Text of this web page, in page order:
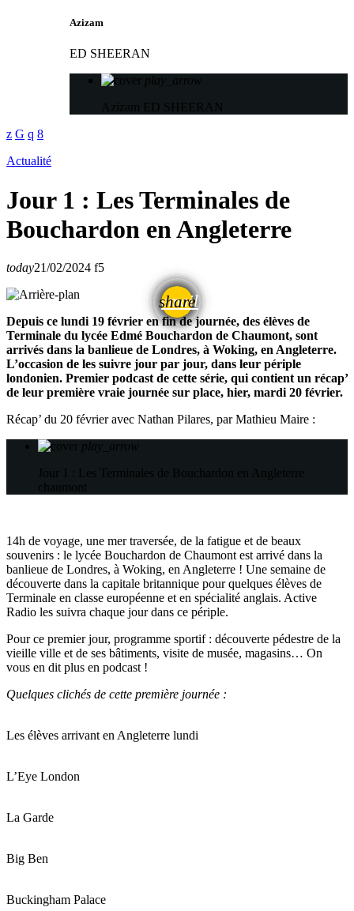
Azizam
ED SHEERAN
play_arrow
Azizam
ED SHEERAN
Actualité
Jour 1 : Les Terminales de
Bouchardon en Angleterre
today21/02/2024 5
share
email
Depuis ce lundi 19 février en fin de journée, des élèves de
Terminale du lycée Edmé Bouchardon de Chaumont, sont
arrivés dans la banlieue de Londres, à Woking, en Angleterre.
L’occasion de les suivre jour par jour, dans leur périple
londonien. Premier podcast de cette série, qui contient un récap’
de leur première vraie journée sur place, hier, mardi 20 février.
Récap’ du 20 février avec Nathan Pilares, par Mathieu Maire :
play_arrow
Jour 1 : Les Terminales de Bouchardon en Angleterre
chaumont
14h de voyage, une mer traversée, de la fatigue et de beaux
souvenirs : le lycée Bouchardon de Chaumont est arrivé dans la
banlieue de Londres, à Woking, en Angleterre ! Une semaine de
découverte dans la capitale britannique pour quelques élèves de
Terminale en classe européenne et en spécialité anglais. Active
Radio les suivra chaque jour dans ce périple.
Pour ce premier jour, programme sportif : découverte pédestre de la
vieille ville et de ses bâtiments, visite de musée, magasins… On
vous en dit plus en podcast !
Quelques clichés de cette première journée :
Les élèves arrivant en Angleterre lundi
L’Eye London
La Garde
Big Ben
Buckingham Palace